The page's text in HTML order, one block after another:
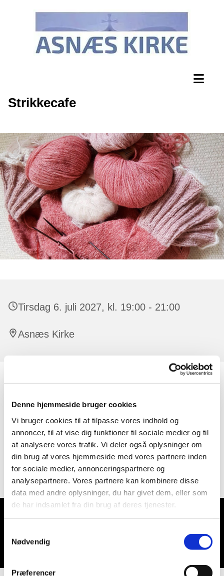
Denne hjemmeside bruger cookies
Vi bruger cookies til at tilpasse vores indhold og
annoncer, til at vise dig funktioner til sociale medier og til
at analysere vores trafik. Vi deler også oplysninger om
din brug af vores hjemmeside med vores partnere inden
for sociale medier, annonceringspartnere og
analysepartnere. Vores partnere kan kombinere disse
data med andre oplysninger, du har givet dem, eller som
de har indsamlet fra din brug af deres tjenester.
Nødvendig
Præferencer
Strikkecafe
Tirsdag 6. juli 2027, kl. 19:00 - 21:00
Asnæs Kirke
Der er råd og vejledning at få til strikketøjet. Har man lyst,
kan man strikke dåbsservietter til de børn, der døbes i
kirken. Undervejs synger vi også par sange og der
oplæses en fortælling eller lignende.
Du vil måske også kunne lide...